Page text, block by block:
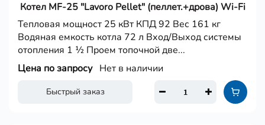
Котел MF-25 "Lavoro Pellet" (пеллет.+дрова) Wi-Fi
Тепловая мощност 25 кВт КПД 92 Вес 161 кг
Водяная емкость котла 72 л Вход/Выход системы
отопления 1 ½ Проем топочной две...
Быстрый заказ
Цена по запросу Нет в наличии